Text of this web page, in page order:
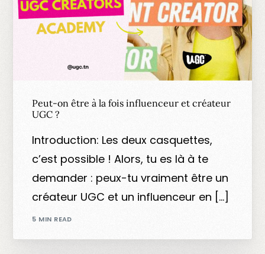
Peut-on être à la fois influenceur et créateur
UGC ?
Introduction: Les deux casquettes,
c’est possible ! Alors, tu es là à te
demander : peux-tu vraiment être un
créateur UGC et un influenceur en […]
5 MIN READ